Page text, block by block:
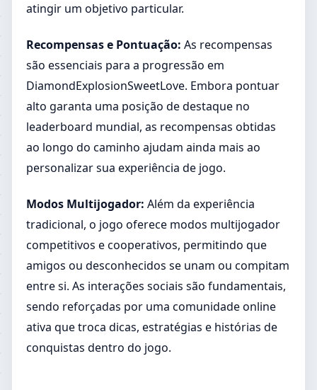
atingir um objetivo particular.
Recompensas e Pontuação: As recompensas
são essenciais para a progressão em
DiamondExplosionSweetLove. Embora pontuar
alto garanta uma posição de destaque no
leaderboard mundial, as recompensas obtidas
ao longo do caminho ajudam ainda mais ao
personalizar sua experiência de jogo.
Modos Multijogador: Além da experiência
tradicional, o jogo oferece modos multijogador
competitivos e cooperativos, permitindo que
amigos ou desconhecidos se unam ou compitam
entre si. As interações sociais são fundamentais,
sendo reforçadas por uma comunidade online
ativa que troca dicas, estratégias e histórias de
conquistas dentro do jogo.